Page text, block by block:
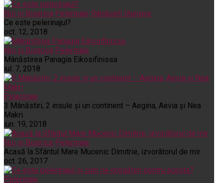
Noi și Biserica Pelerinaje Rânduieli liturgice
Ce este pelerinajul?
oct. 12, 2018
Noi și Biserica Pelerinaje
Mânăstirea Panagia Eikosifinissa
iul. 7, 2018
Pelerinaje
3 Mânăstiri, 2 insule și un continent – Aegina, Aevia și Nea
Makri
iun. 19, 2018
Noi și Biserica Pelerinaje
Acasă la Sfântul Mare Mucenic Dimitrie, izvorâtorul de mir
oct. 26, 2017
Pelerinaje